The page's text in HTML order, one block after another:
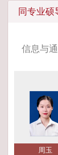
同专业硕
信息与
周玉